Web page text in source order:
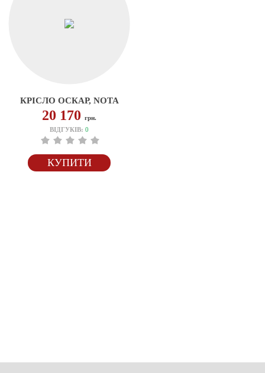
КРІСЛО ОСКАР, NOTA
20 170грн.
ВІДГУКІВ:0
КУПИТИ